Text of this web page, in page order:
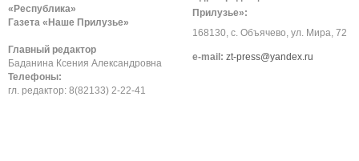
«Республика»
Газета «Наше Прилузье»
Главный редактор
Баданина Ксения Александровна
Телефоны:
гл. редактор: 8(82133) 2-22-41
Прилузье»:
168130, с. Объячево, ул. Мира, 72
е-mail: zt-press@yandex.ru